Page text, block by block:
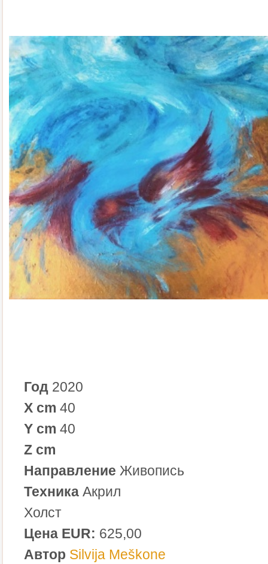
Год 2020
X cm 40
Y cm 40
Z cm
Направление Живопись
Техника Акрил
Холст
Цена EUR: 625,00
Автор Silvija Meškone